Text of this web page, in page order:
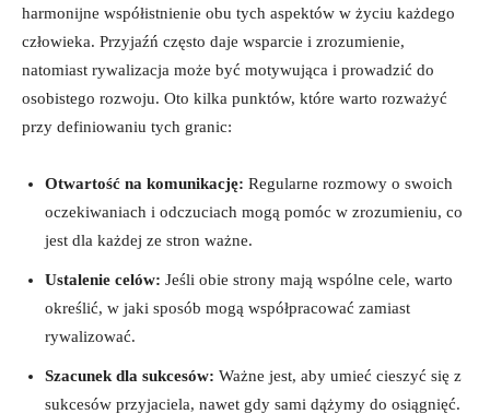
harmonijne współistnienie obu tych​ aspektów​ w życiu każdego
‌człowieka. Przyjaźń często daje wsparcie i zrozumienie,
natomiast rywalizacja może być motywująca i ⁤prowadzić do
osobistego rozwoju. Oto kilka⁢ punktów,⁢ które‌ warto rozważyć
przy definiowaniu tych⁤ granic:
Otwartość na komunikację: Regularne rozmowy o ⁤swoich
oczekiwaniach ⁣i odczuciach mogą pomóc⁣ w zrozumieniu, co
jest dla ‌każdej ‍ze stron ważne.
Ustalenie celów: Jeśli obie strony mają wspólne cele,⁤ warto
określić, w jaki sposób mogą⁣ współpracować ⁣zamiast
rywalizować.
Szacunek dla sukcesów: Ważne jest, aby ⁤umieć cieszyć się z
sukcesów przyjaciela, nawet gdy sami dążymy do osiągnięć.